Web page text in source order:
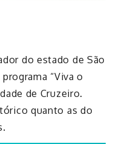
do estado de São
“Viva o
de Cruzeiro.
quanto as do